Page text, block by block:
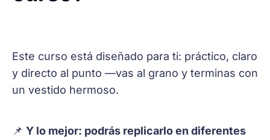
Este curso está diseñado para ti: práctico, claro
y directo al punto —vas al grano y terminas con
un vestido hermoso.
📌 Y lo mejor: podrás replicarlo en diferentes